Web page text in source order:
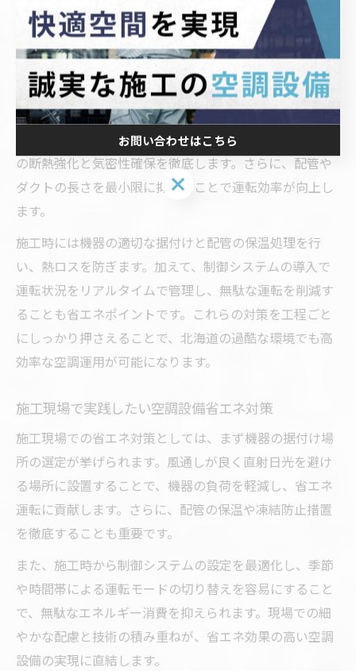
案を受けることも、最適な選定につながります。
空調設備工程で押さえるべき省エネポイント
空調設備の工程で省エネを実現するには、設計段階での
断熱性能の向上と機器の最適配置が重要です。断熱不良
は熱損失を招き、省エネ効果を大きく損なうため、建物
の断熱強化と気密性確保を徹底します。さらに、配管や
ダクトの長さを最小限に抑えることで運転効率が向上し
ます。
施工時には機器の適切な据付けと配管の保温処理を行
い、熱ロスを防ぎます。加えて、制御システムの導入で
運転状況をリアルタイムで管理し、無駄な運転を削減す
ることも省エネポイントです。これらの対策を工程ごと
にしっかり押さえることで、北海道の過酷な環境でも高
効率な空調運用が可能になります。
施工現場で実践したい空調設備省エネ対策
施工現場での省エネ対策としては、まず機器の据付け場
所の選定が挙げられます。風通しが良く直射日光を避け
る場所に設置することで、機器の負荷を軽減し、省エネ
運転に貢献します。さらに、配管の保温や凍結防止措置
を徹底することも重要です。
また、施工時から制御システムの設定を最適化し、季節
や時間帯による運転モードの切り替えを容易にすること
で、無駄なエネルギー消費を抑えられます。現場での細
やかな配慮と技術の積み重ねが、省エネ効果の高い空調
設備の実現に直結します。
お問い合わせはこちら
お問い合わせはこちら